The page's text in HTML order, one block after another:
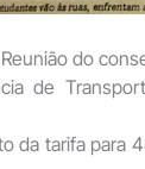
do
de
da tarifa para